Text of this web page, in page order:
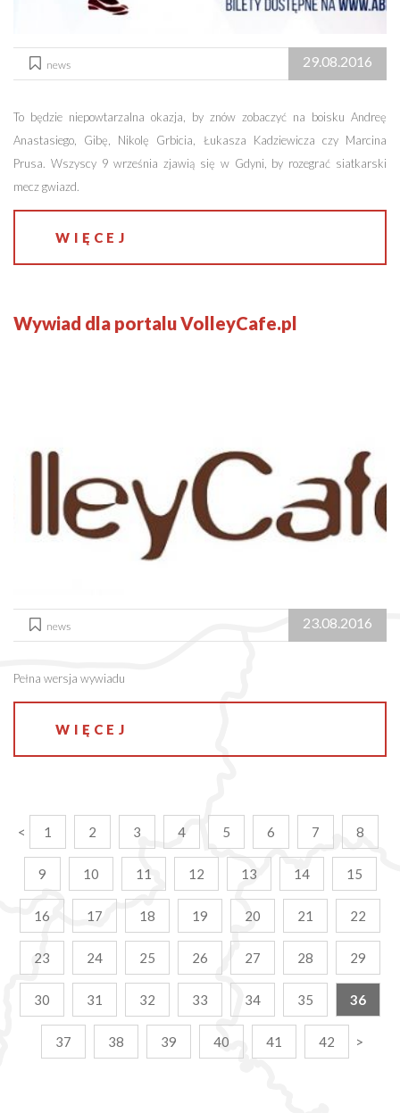
news 29.08.2016
To będzie niepowtarzalna okazja, by znów zobaczyć na boisku Andreę
Anastasiego, Gibę, Nikolę Grbicia, Łukasza Kadziewicza czy Marcina
Prusa. Wszyscy 9 września zjawią się w Gdyni, by rozegrać siatkarski
mecz gwiazd.
WIĘCEJ
Wywiad dla portalu VolleyCafe.pl
news 23.08.2016
Pełna wersja wywiadu
WIĘCEJ
< 1 2 3 4 5 6 7 8
9 10 11 12 13 14 15
16 17 18 19 20 21 22
23 24 25 26 27 28 29
30 31 32 33 34 35 36
37 38 39 40 41 42 >